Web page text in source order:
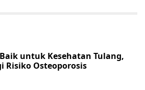
untuk Kesehatan Tulang,
Risiko Osteoporosis